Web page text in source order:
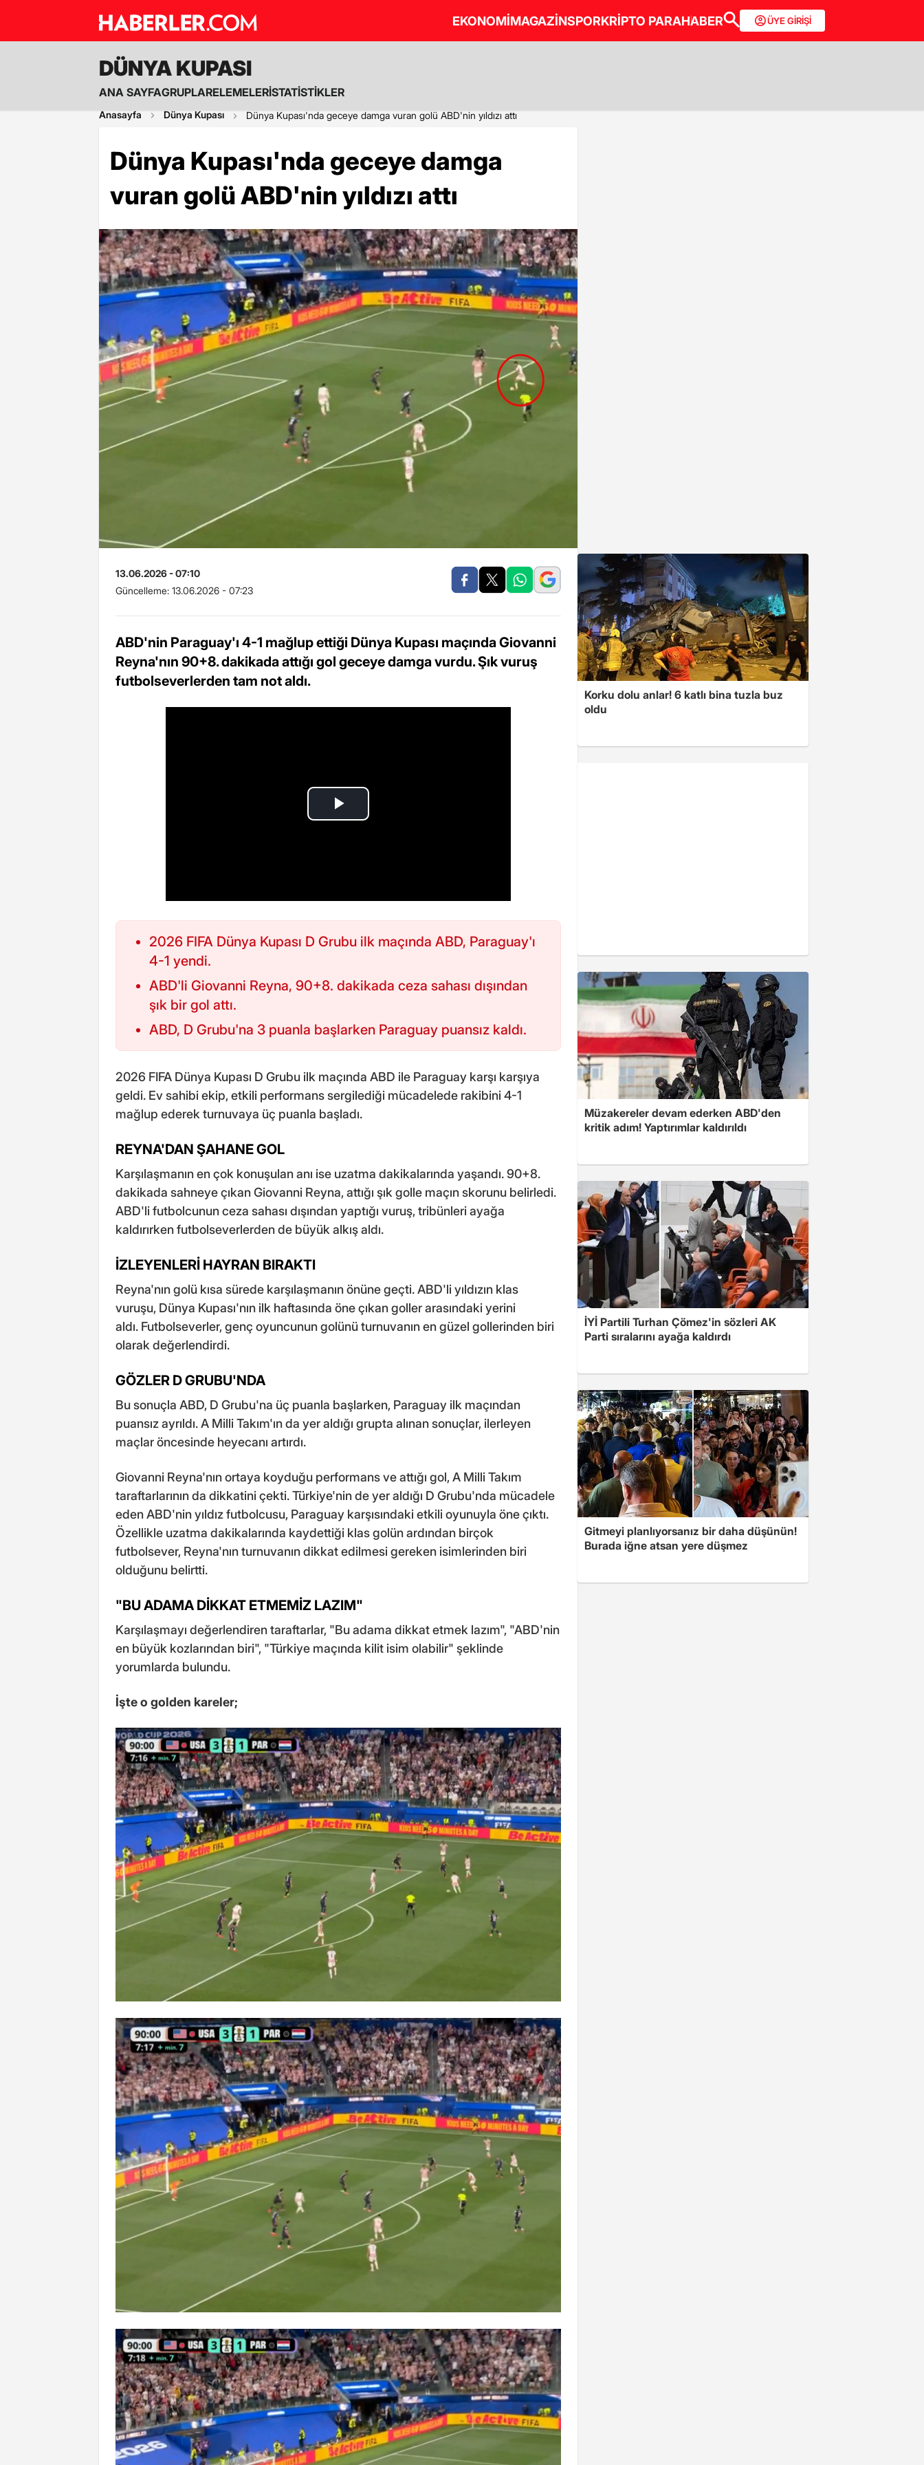
EKONOMİMAGAZİNSPORKRİPTO PARAHABER ÜYE GİRİŞİ
DÜNYA KUPASI
ANA SAYFAGRUPLARELEMELERİSTATİSTİKLER
Anasayfa Dünya Kupası Dünya Kupası'nda geceye damga vuran golü ABD'nin yıldızı attı
Dünya Kupası'nda geceye damga
vuran golü ABD'nin yıldızı attı
13.06.2026 - 07:10
Güncelleme: 13.06.2026 - 07:23
ABD'nin Paraguay'ı 4-1 mağlup ettiği Dünya Kupası maçında Giovanni
Reyna'nın 90+8. dakikada attığı gol geceye damga vurdu. Şık vuruş
futbolseverlerden tam not aldı.
2026 FIFA Dünya Kupası D Grubu ilk maçında ABD, Paraguay'ı
4-1 yendi.
ABD'li Giovanni Reyna, 90+8. dakikada ceza sahası dışından
şık bir gol attı.
ABD, D Grubu'na 3 puanla başlarken Paraguay puansız kaldı.
2026 FIFA Dünya Kupası D Grubu ilk maçında ABD ile Paraguay karşı karşıya
geldi. Ev sahibi ekip, etkili performans sergilediği mücadelede rakibini 4-1
mağlup ederek turnuvaya üç puanla başladı.
REYNA'DAN ŞAHANE GOL
Karşılaşmanın en çok konuşulan anı ise uzatma dakikalarında yaşandı. 90+8.
dakikada sahneye çıkan Giovanni Reyna, attığı şık golle maçın skorunu belirledi.
ABD'li futbolcunun ceza sahası dışından yaptığı vuruş, tribünleri ayağa
kaldırırken futbolseverlerden de büyük alkış aldı.
İZLEYENLERİ HAYRAN BIRAKTI
Reyna'nın golü kısa sürede karşılaşmanın önüne geçti. ABD'li yıldızın klas
vuruşu, Dünya Kupası'nın ilk haftasında öne çıkan goller arasındaki yerini
aldı. Futbolseverler, genç oyuncunun golünü turnuvanın en güzel gollerinden biri
olarak değerlendirdi.
GÖZLER D GRUBU'NDA
Bu sonuçla ABD, D Grubu'na üç puanla başlarken, Paraguay ilk maçından
puansız ayrıldı. A Milli Takım'ın da yer aldığı grupta alınan sonuçlar, ilerleyen
maçlar öncesinde heyecanı artırdı.
Giovanni Reyna'nın ortaya koyduğu performans ve attığı gol, A Milli Takım
taraftarlarının da dikkatini çekti. Türkiye'nin de yer aldığı D Grubu'nda mücadele
eden ABD'nin yıldız futbolcusu, Paraguay karşısındaki etkili oyunuyla öne çıktı.
Özellikle uzatma dakikalarında kaydettiği klas golün ardından birçok
futbolsever, Reyna'nın turnuvanın dikkat edilmesi gereken isimlerinden biri
olduğunu belirtti.
"BU ADAMA DİKKAT ETMEMİZ LAZIM"
Karşılaşmayı değerlendiren taraftarlar, "Bu adama dikkat etmek lazım", "ABD'nin
en büyük kozlarından biri", "Türkiye maçında kilit isim olabilir" şeklinde
yorumlarda bulundu.
İşte o golden kareler;
Korku dolu anlar! 6 katlı bina tuzla buz
oldu
Müzakereler devam ederken ABD'den
kritik adım! Yaptırımlar kaldırıldı
İYİ Partili Turhan Çömez'in sözleri AK
Parti sıralarını ayağa kaldırdı
Gitmeyi planlıyorsanız bir daha düşünün!
Burada iğne atsan yere düşmez